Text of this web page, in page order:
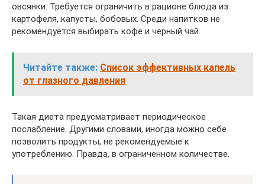
овсянки. Требуется ограничить в рационе блюда из
картофеля, капусты, бобовых. Среди напитков не
рекомендуется выбирать кофе и черный чай.
Читайте также: Список эффективных капель
от глазного давления
Такая диета предусматривает периодическое
послабление. Другими словами, иногда можно себе
позволить продукты, не рекомендуемые к
употреблению. Правда, в ограниченном количестве.